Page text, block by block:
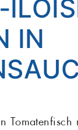
IN